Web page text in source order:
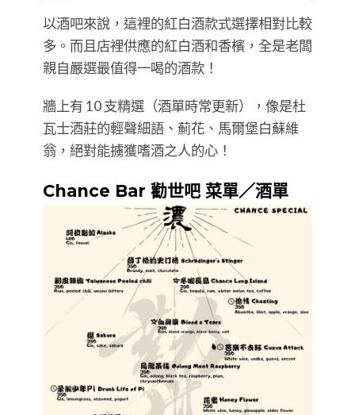
以酒吧來說，這裡的紅白酒款式選擇相對比較
多。而且店裡供應的紅白酒和香檳，全是老闆
親自嚴選最值得一喝的酒款！
牆上有 10 支精選（酒單時常更新），像是杜
瓦士酒莊的輕聲細語、薊花、馬爾堡白蘇維
翁，絕對能擄獲嗜酒之人的心！
Chance Bar 勸世吧 菜單／酒單